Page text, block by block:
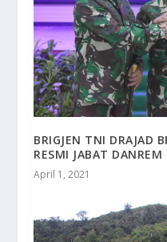
BRIGJEN TNI DRAJAD
RESMI JABAT
April 1, 2021